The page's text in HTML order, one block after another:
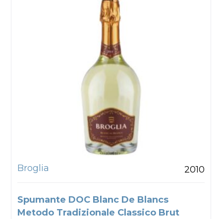
Broglia 2010
Spumante DOC Blanc De Blancs
Metodo Tradizionale Classico Brut